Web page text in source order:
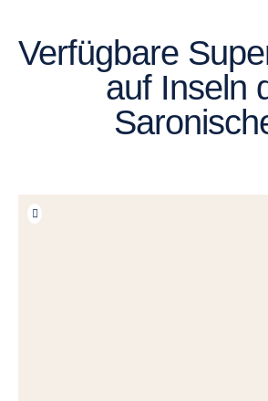
Verfügbare
auf Inseln